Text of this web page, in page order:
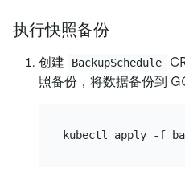
执行快照备份
创建 BackupSchedule
照备份，将数据备份到